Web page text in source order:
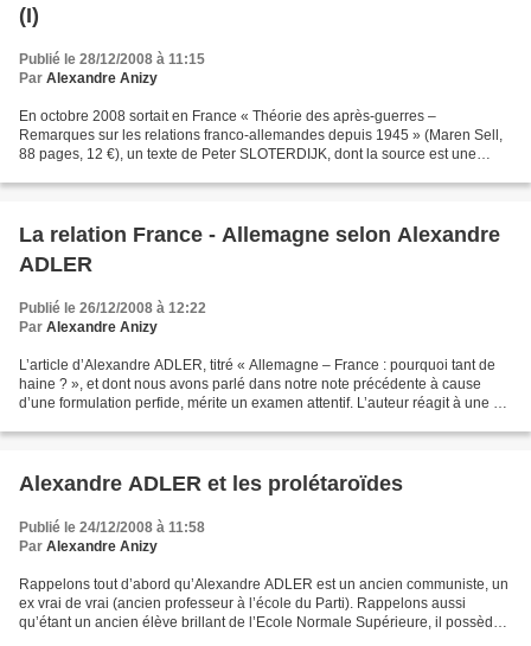
(I)
Publié le 28/12/2008 à 11:15
Par Alexandre Anizy
En octobre 2008 sortait en France « Théorie des après-guerres –
Remarques sur les relations franco-allemandes depuis 1945 » (Maren Sell,
88 pages, 12 €), un texte de Peter SLOTERDIJK, dont la source est une
La relation France - Allemagne selon Alexandre
ADLER
Publié le 26/12/2008 à 12:22
Par Alexandre Anizy
L’article d’Alexandre ADLER, titré « Allemagne – France : pourquoi tant de
haine ? », et dont nous avons parlé dans notre note précédente à cause
d’une formulation perfide, mérite un examen attentif. L’auteur réagit à une «
Alexandre ADLER et les prolétaroïdes
Publié le 24/12/2008 à 11:58
Par Alexandre Anizy
Rappelons tout d’abord qu’Alexandre ADLER est un ancien communiste, un
ex vrai de vrai (ancien professeur à l’école du Parti). Rappelons aussi
qu’étant un ancien élève brillant de l’Ecole Normale Supérieure, il possède